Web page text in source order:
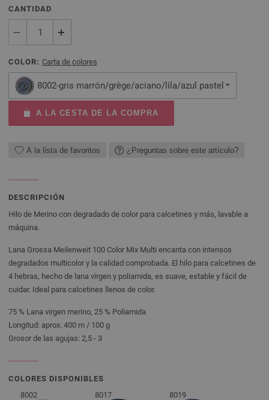
CANTIDAD
COLOR: Carta de colores
8002-gris marrón/grège/aciano/lila/azul pastel
A LA CESTA DE LA COMPRA
A la lista de favoritos ¿Preguntas sobre este artículo?
DESCRIPCIÓN
Hilo de Merino con degradado de color para calcetines y más, lavable a
máquina.
Lana Grossa Meilenweit 100 Color Mix Multi encanta con intensos
degradados multicolor y la calidad comprobada. El hilo para calcetines de
4 hebras, hecho de lana virgen y poliamida, es suave, estable y fácil de
cuidar. Ideal para calcetines llenos de color.
75 % Lana virgen merino, 25 % Poliamida
Longitud: aprox. 400 m / 100 g
Grosor de las agujas: 2,5 - 3
COLORES DISPONIBLES
8002
8017 8019